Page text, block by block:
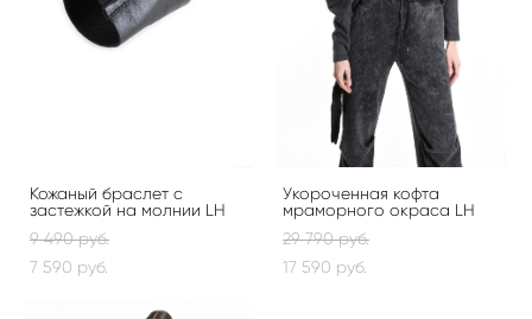
Кожаный браслет с
застежкой на молнии LH
9 490 pуб.
7 590 pуб.
Укороченная кофта
мраморного окраса LH
29 790 pуб.
17 590 pуб.